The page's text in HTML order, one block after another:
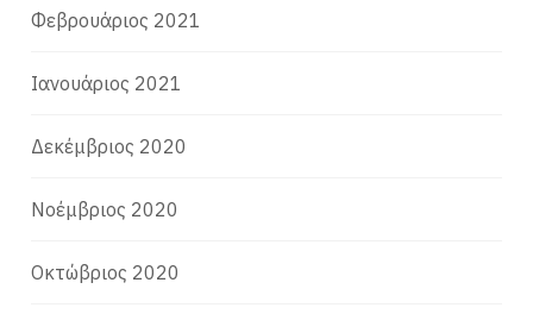
Φεβρουάριος 2021
Ιανουάριος 2021
Δεκέμβριος 2020
Νοέμβριος 2020
Οκτώβριος 2020